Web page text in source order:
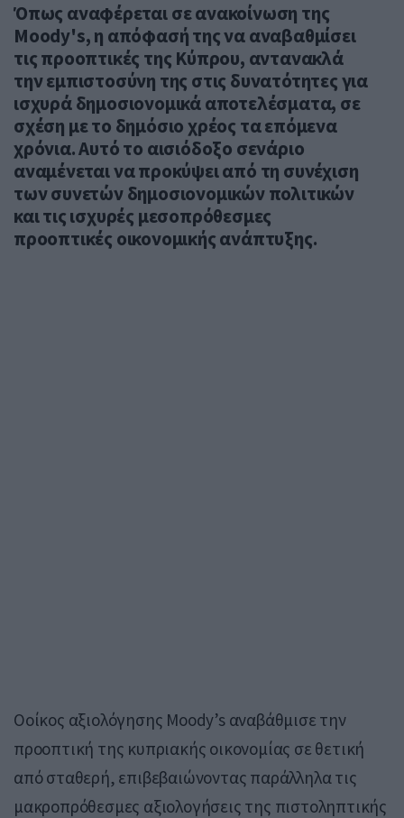
Όπως αναφέρεται σε ανακοίνωση της
Moody's, η απόφασή της να αναβαθμίσει
τις προοπτικές της Κύπρου, αντανακλά
την εμπιστοσύνη της στις δυνατότητες για
ισχυρά δημοσιονομικά αποτελέσματα, σε
σχέση με το δημόσιο χρέος τα επόμενα
χρόνια. Αυτό το αισιόδοξο σενάριο
αναμένεται να προκύψει από τη συνέχιση
των συνετών δημοσιονομικών πολιτικών
και τις ισχυρές μεσοπρόθεσμες
προοπτικές οικονομικής ανάπτυξης.
Οοίκος αξιολόγησης Moody’s αναβάθμισε την
προοπτική της κυπριακής οικονομίας σε θετική
από σταθερή, επιβεβαιώνοντας παράλληλα τις
μακροπρόθεσμες αξιολογήσεις της πιστοληπτικής